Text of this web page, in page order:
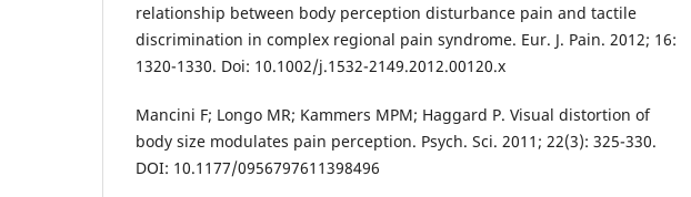
relationship between body perception disturbance pain and tactile
discrimination in complex regional pain syndrome. Eur. J. Pain. 2012; 16:
1320-1330. Doi: 10.1002/j.1532-2149.2012.00120.x
Mancini F; Longo MR; Kammers MPM; Haggard P. Visual distortion of
body size modulates pain perception. Psych. Sci. 2011; 22(3): 325-330.
DOI: 10.1177/0956797611398496